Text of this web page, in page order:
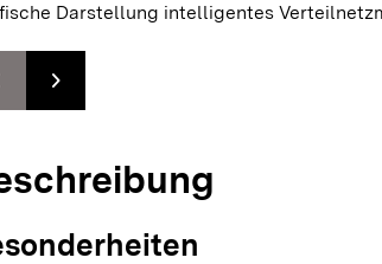
Darstellung intelligentes
vorhergehenden Folie springen
chevron_rightZur nächsten Folie springen